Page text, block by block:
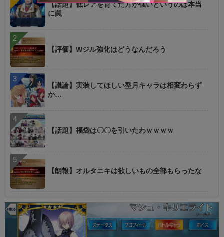
【話題】低レアを育てた方が強いというのは本当
に罠
【評価】Wジル強化はどうなんだろう
【議論】実装してほしい型月キャラは相変わらず
か…
【話題】福袋は〇〇を引いたわｗｗｗｗ
【朗報】オルタニキは欲しいもの全部もらったな